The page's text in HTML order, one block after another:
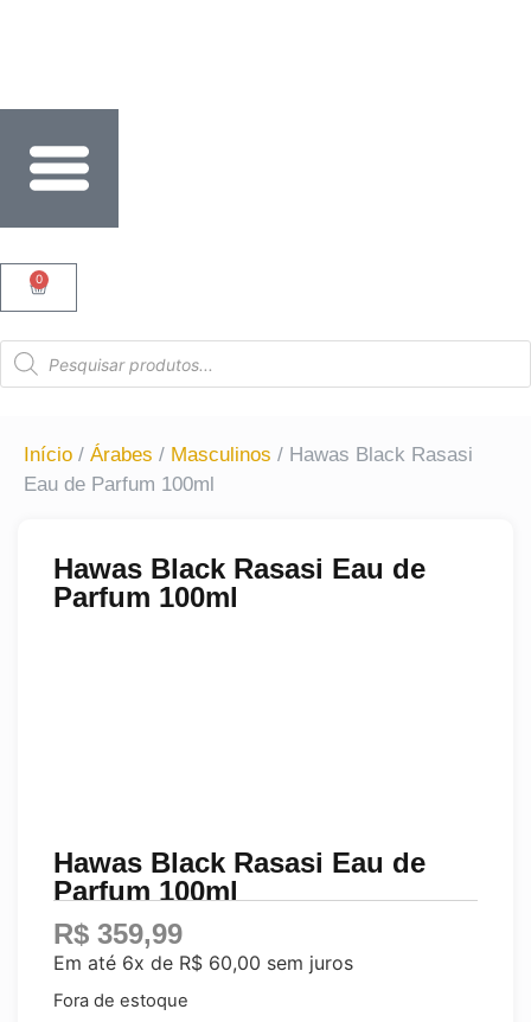
0
Início / Árabes / Masculinos / Hawas Black Rasasi
Eau de Parfum 100ml
Hawas Black Rasasi Eau de
Parfum 100ml
Hawas Black Rasasi Eau de
Parfum 100ml
R$ 359,99
Em até 6x de R$ 60,00 sem juros
Fora de estoque